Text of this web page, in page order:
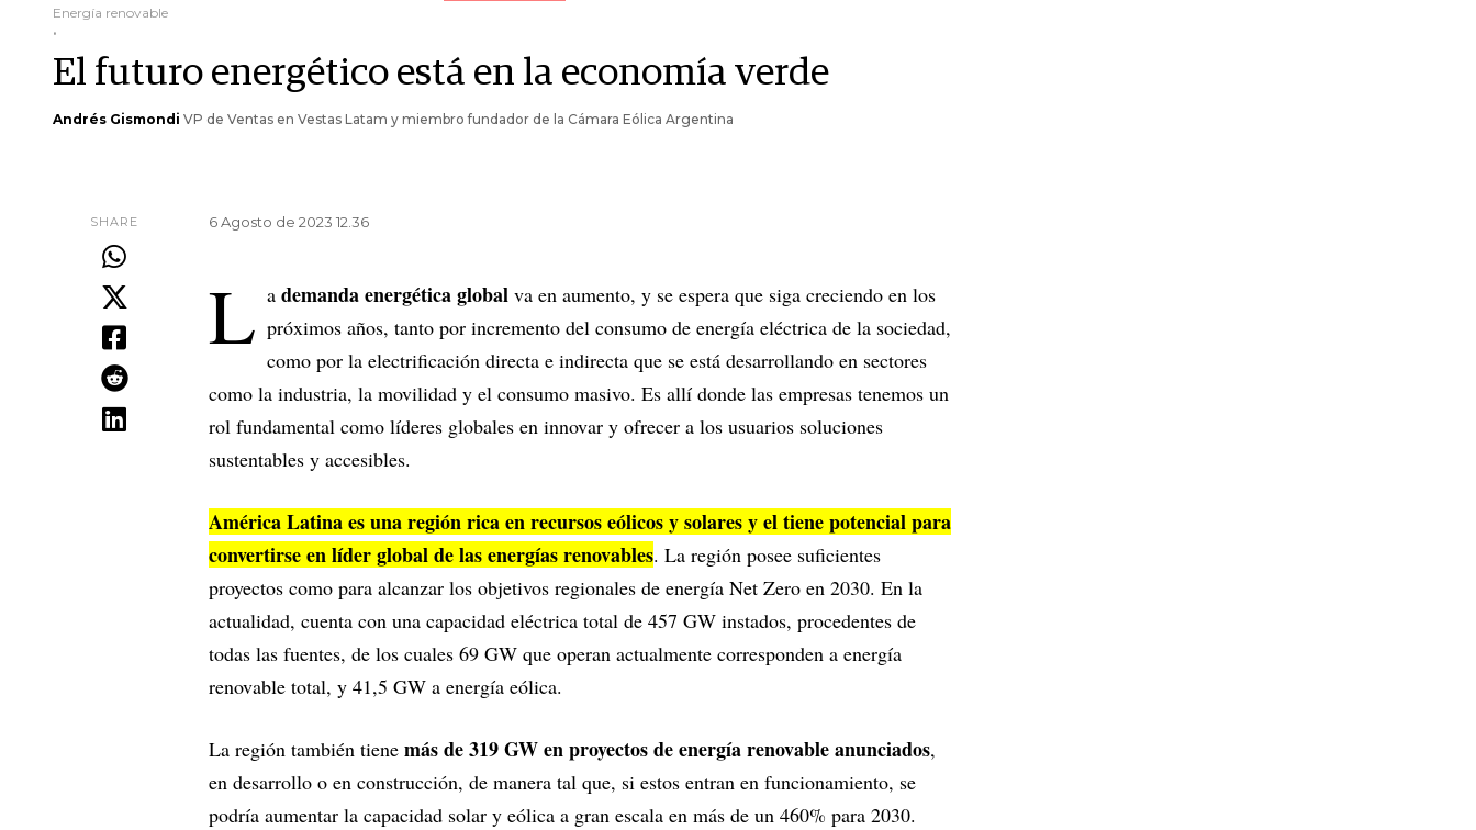
Energía renovable
.
El futuro energético está en la economía verde
Andrés Gismondi VP de Ventas en Vestas Latam y miembro fundador de la Cámara Eólica Argentina
SHARE 6 Agosto de 2023 12.36
L a demanda energética global va en aumento, y se espera que siga creciendo en los
próximos años, tanto por incremento del consumo de energía eléctrica de la sociedad,
como por la electrificación directa e indirecta que se está desarrollando en sectores
como la industria, la movilidad y el consumo masivo. Es allí donde las empresas tenemos un
rol fundamental como líderes globales en innovar y ofrecer a los usuarios soluciones
sustentables y accesibles.
América Latina es una región rica en recursos eólicos y solares y el tiene potencial para
convertirse en líder global de las energías renovables. La región posee suficientes
proyectos como para alcanzar los objetivos regionales de energía Net Zero en 2030. En la
actualidad, cuenta con una capacidad eléctrica total de 457 GW instados, procedentes de
todas las fuentes, de los cuales 69 GW que operan actualmente corresponden a energía
renovable total, y 41,5 GW a energía eólica.
La región también tiene más de 319 GW en proyectos de energía renovable anunciados,
en desarrollo o en construcción, de manera tal que, si estos entran en funcionamiento, se
podría aumentar la capacidad solar y eólica a gran escala en más de un 460% para 2030.